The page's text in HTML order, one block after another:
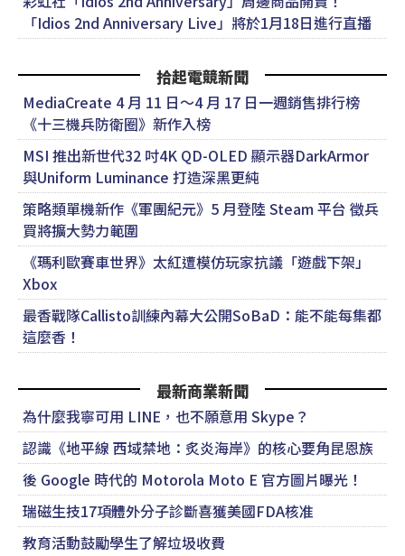
「Idios 2nd Anniversary Live」將於1月18日進行直播
拾起電競新聞
MediaCreate 4 月 11 日～4 月 17 日一週銷售排行榜
《十三機兵防衛圈》新作入榜
MSI 推出新世代32 吋4K QD-OLED 顯示器DarkArmor
與Uniform Luminance 打造深黑更純
策略類單機新作《軍團紀元》5 月登陸 Steam 平台 徵兵
買將擴大勢力範圍
《瑪利歐賽車世界》太紅遭模仿玩家抗議「遊戲下架」
Xbox
最香戰隊Callisto訓練內幕大公開SoBaD：能不能每集都
這麼香！
最新商業新聞
為什麼我寧可用 LINE，也不願意用 Skype？
認識《地平線 西域禁地：炙炎海岸》的核心要角昆恩族
後 Google 時代的 Motorola Moto E 官方圖片曝光！
瑞磁生技17項體外分子診斷喜獲美國FDA核准
教育活動鼓勵學生了解垃圾收費